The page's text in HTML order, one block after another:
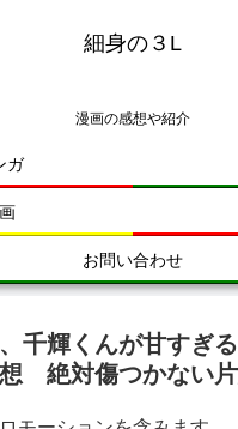
細身の３L
漫画の感想や紹介
ガ
お問い合わせ
、千輝くんが甘すぎ
絶対傷つかない